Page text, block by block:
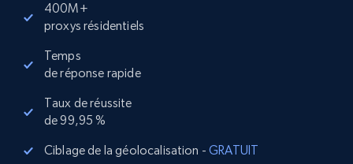
400M+
proxys résidentiels
Temps
de réponse rapide
Taux de réussite
de 99,95 %
Ciblage de la géolocalisation -GRATUIT